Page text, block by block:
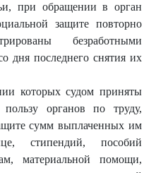
при обращении в орган
защите повторно
безработными
дня последнего снятия их
которых судом приняты
органов по труду,
сумм выплаченных им
стипендий, пособий
материальной помощи,